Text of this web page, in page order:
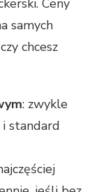
Ceny
samych
chcesz
: zwykle
i standard